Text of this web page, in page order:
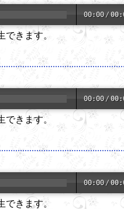
00:00 /
できます。
00:00 /
きます。
00:00 /
きます。